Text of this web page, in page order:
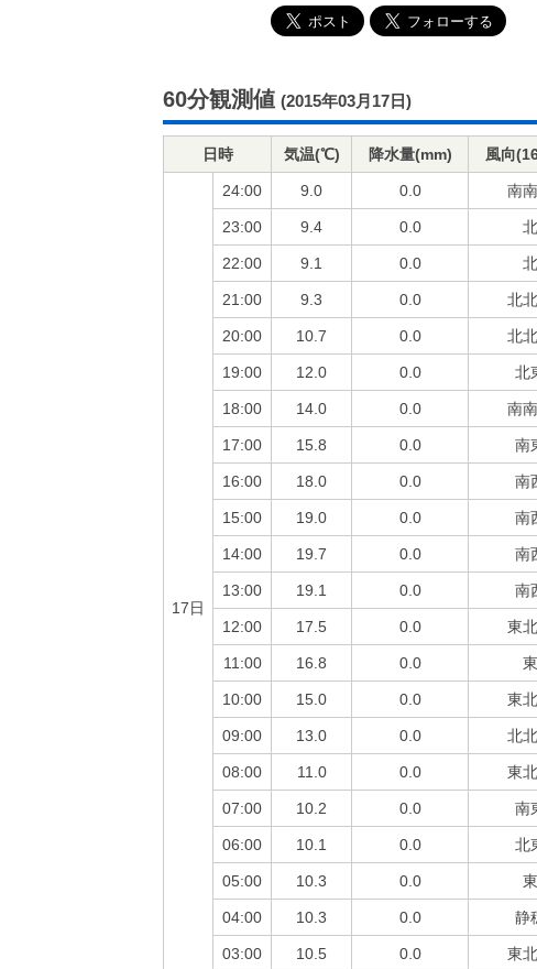
60分観測値 (2015年03月17日)
日時 気温(℃) 降水量(mm) 風向
17日
24:00 9.0 0.0 南
23:00 9.4 0.0 北
22:00 9.1 0.0 北
21:00 9.3 0.0 北
20:00 10.7 0.0 北
19:00 12.0 0.0 北
18:00 14.0 0.0 南
17:00 15.8 0.0 南
16:00 18.0 0.0 南
15:00 19.0 0.0 南
14:00 19.7 0.0 南
13:00 19.1 0.0 南
12:00 17.5 0.0 東
11:00 16.8 0.0 東
10:00 15.0 0.0 東
09:00 13.0 0.0 北
08:00 11.0 0.0 東
07:00 10.2 0.0 南
06:00 10.1 0.0 北
05:00 10.3 0.0 東
04:00 10.3 0.0 静
03:00 10.5 0.0 東